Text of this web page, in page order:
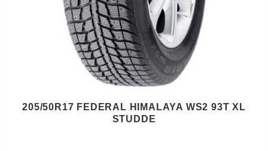
205/50R17 FEDERAL HIMALAYA WS2 93T XL
STUDDE